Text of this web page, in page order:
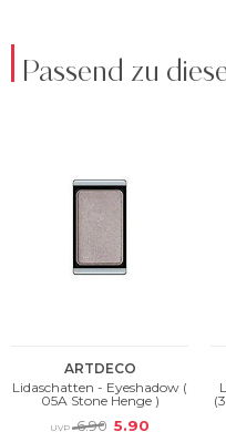
Passend zu